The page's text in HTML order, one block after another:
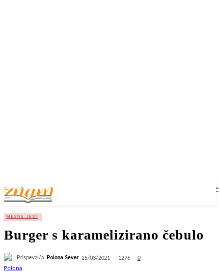
MESNE JEDI
Burger s karamelizirano čebulo
Prispeval/a Polona Sever 25/03/2021 1276 0